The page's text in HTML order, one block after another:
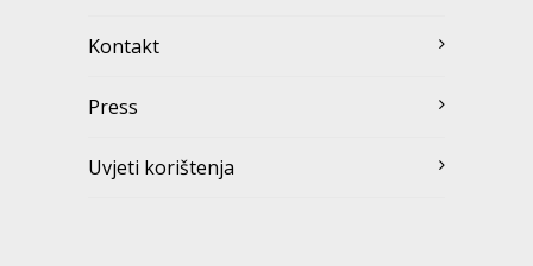
Kontakt
Press
Uvjeti korištenja